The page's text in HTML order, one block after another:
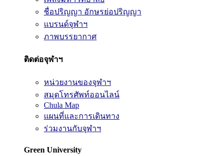
ชื่อปริญญา อักษรย่อปริญญา
แบรนด์จุฬาฯ
ภาพบรรยากาศ
ติดต่อจุฬาฯ
หน่วยงานของจุฬาฯ
สมุดโทรศัพท์ออนไลน์
Chula Map
แผนที่และการเดินทาง
ร่วมงานกับจุฬาฯ
Green University